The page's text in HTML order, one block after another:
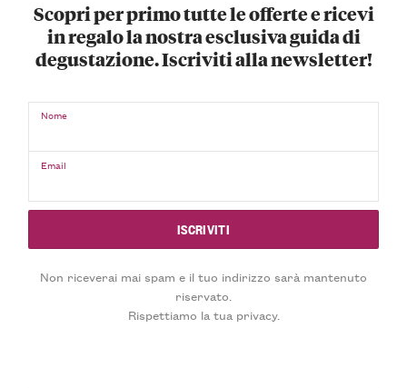
Scopri per primo tutte le offerte e ricevi
in regalo la nostra esclusiva guida di
degustazione. Iscriviti alla newsletter!
Nome
Email
Non riceverai mai spam e il tuo indirizzo sarà mantenuto
riservato.
Rispettiamo la tua privacy.